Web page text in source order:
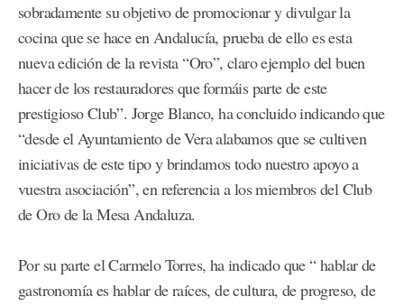
sobradamente su objetivo de promocionar y divulgar la
cocina que se hace en Andalucía, prueba de ello es esta
nueva edición de la revista “Oro”, claro ejemplo del buen
hacer de los restauradores que formáis parte de este
prestigioso Club”. Jorge Blanco, ha concluido indicando que
“desde el Ayuntamiento de Vera alabamos que se cultiven
iniciativas de este tipo y brindamos todo nuestro apoyo a
vuestra asociación”, en referencia a los miembros del Club
de Oro de la Mesa Andaluza.
Por su parte el Carmelo Torres, ha indicado que “ hablar de
gastronomía es hablar de raíces, de cultura, de progreso, de